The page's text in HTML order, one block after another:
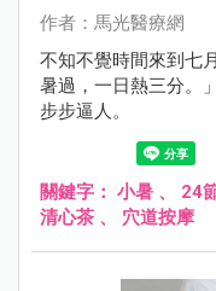
作者：馬光醫療網
不知不覺時間來到七
暑過，一日熱三分。
步步逼人。
關鍵字： 小暑 、 24
清心茶 、 穴道按摩